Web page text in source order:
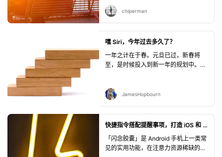
适合用来记录血压，但手动操作略显繁
琐。本文演示了作者如何用快捷指令为
判断所属区间的功能。此外，延伸应用
部分还介绍了如何与 NFC、消息推送联
动，让记录过程更加便捷及时、子女远
在异乡也能及时获知。
chiperman
嘿 Siri，今年过去多久了？
一年之计在于春。元旦已过，新春将
至，是时候投入到新一年的规划中。为
算「今年过去了百分之几」。当然，这
么简单的问题并不需要依赖那些营销号
完全可以做到随手查看年度百分比，顺
便还能画出一个「年度进度条」。
JamesHopbourn
快捷指令搭配提醒事项，打造 iOS 和 macOS 的「闪念胶囊」
「闪念胶囊」是 Android 手机上一类常
见的实用功能，在注意力资源稀缺的当